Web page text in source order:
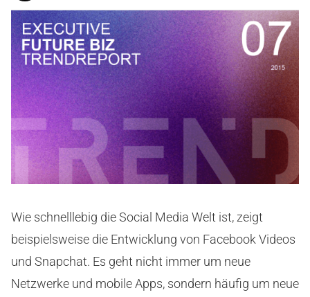
Wie schnelllebig die Social Media Welt ist, zeigt
beispielsweise die Entwicklung von Facebook Videos
und Snapchat. Es geht nicht immer um neue
Netzwerke und mobile Apps, sondern häufig um neue